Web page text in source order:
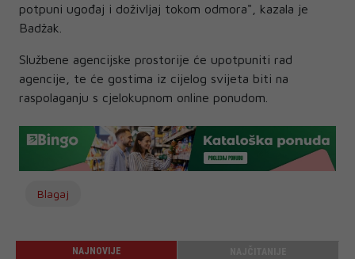
potpuni ugođaj i doživljaj tokom odmora", kazala je
Badžak.
Službene agencijske prostorije će upotpuniti rad
agencije, te će gostima iz cijelog svijeta biti na
raspolaganju s cjelokupnom online ponudom.
Blagaj
NAJNOVIJE